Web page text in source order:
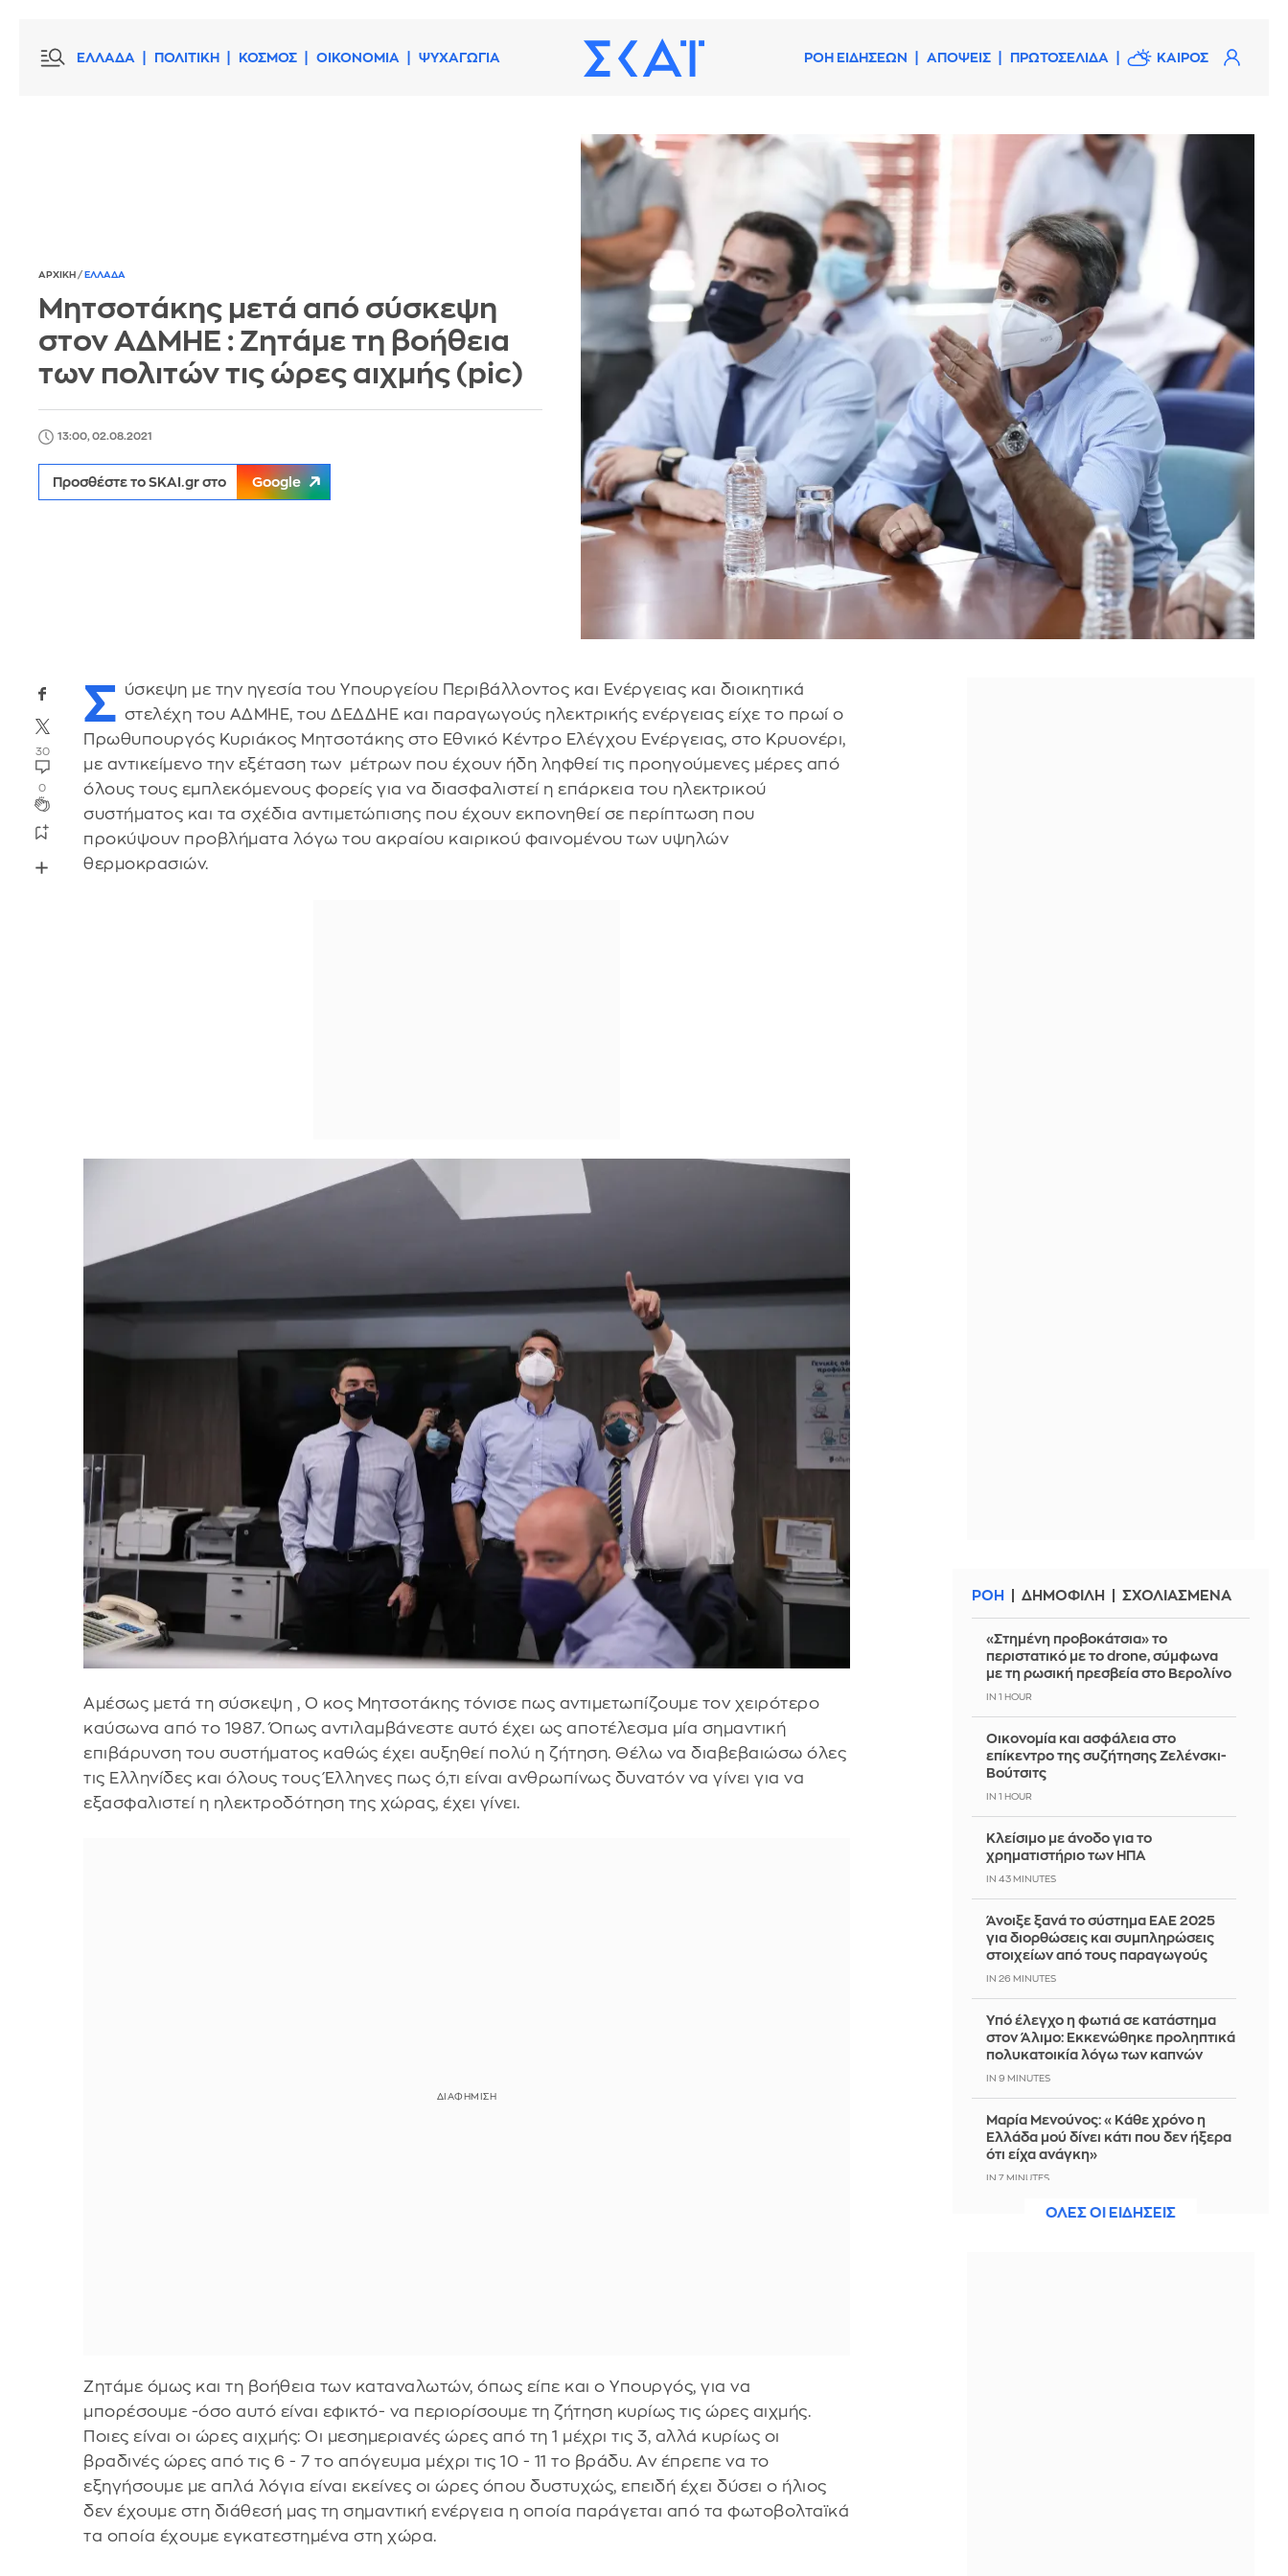
ΕΛΛΑΔΑ ΠΟΛΙΤΙΚΗ ΚΟΣΜΟΣ ΟΙΚΟΝΟΜΙΑ ΨΥΧΑΓΩΓΙΑ ΡΟΗ ΕΙΔΗΣΕΩΝ ΑΠΟΨΕΙΣ ΠΡΩΤΟΣΕΛΙΔΑ ΚΑΙΡΟΣ
ΑΡΧΙΚΗ / ΕΛΛΑΔΑ
Μητσοτάκης μετά από σύσκεψη
στον ΑΔΜΗΕ : Ζητάμε τη βοήθεια
των πολιτών τις ώρες αιχμής (pic)
13:00, 02.08.2021
Προσθέστε το SKAI.gr στο Google
30
0
Σ ύσκεψη με την ηγεσία του Υπουργείου Περιβάλλοντος και Ενέργειας και διοικητικά
στελέχη του ΑΔΜΗΕ, του ΔΕΔΔΗΕ και παραγωγούς ηλεκτρικής ενέργειας είχε το πρωί ο
Πρωθυπουργός Κυριάκος Μητσοτάκης στο Εθνικό Κέντρο Ελέγχου Ενέργειας, στο Κρυονέρι,
με αντικείμενο την εξέταση των μέτρων που έχουν ήδη ληφθεί τις προηγούμενες μέρες από
όλους τους εμπλεκόμενους φορείς για να διασφαλιστεί η επάρκεια του ηλεκτρικού
συστήματος και τα σχέδια αντιμετώπισης που έχουν εκπονηθεί σε περίπτωση που
προκύψουν προβλήματα λόγω του ακραίου καιρικού φαινομένου των υψηλών
θερμοκρασιών.
Αμέσως μετά τη σύσκεψη , Ο κος Μητσοτάκης τόνισε πως αντιμετωπίζουμε τον χειρότερο
καύσωνα από το 1987. Όπως αντιλαμβάνεστε αυτό έχει ως αποτέλεσμα μία σημαντική
επιβάρυνση του συστήματος καθώς έχει αυξηθεί πολύ η ζήτηση. Θέλω να διαβεβαιώσω όλες
τις Ελληνίδες και όλους τους Έλληνες πως ό,τι είναι ανθρωπίνως δυνατόν να γίνει για να
εξασφαλιστεί η ηλεκτροδότηση της χώρας, έχει γίνει.
Ζητάμε όμως και τη βοήθεια των καταναλωτών, όπως είπε και ο Υπουργός, για να
μπορέσουμε -όσο αυτό είναι εφικτό- να περιορίσουμε τη ζήτηση κυρίως τις ώρες αιχμής.
Ποιες είναι οι ώρες αιχμής: Οι μεσημεριανές ώρες από τη 1 μέχρι τις 3, αλλά κυρίως οι
βραδινές ώρες από τις 6 - 7 το απόγευμα μέχρι τις 10 - 11 το βράδυ. Αν έπρεπε να το
εξηγήσουμε με απλά λόγια είναι εκείνες οι ώρες όπου δυστυχώς, επειδή έχει δύσει ο ήλιος
δεν έχουμε στη διάθεσή μας τη σημαντική ενέργεια η οποία παράγεται από τα φωτοβολταϊκά
τα οποία έχουμε εγκατεστημένα στη χώρα.
ΡΟΗ ΔΗΜΟΦΙΛΗ ΣΧΟΛΙΑΣΜΕΝΑ
«Στημένη προβοκάτσια» το
περιστατικό με το drone, σύμφωνα
με τη ρωσική πρεσβεία στο Βερολίνο
IN 1 HOUR
Οικονομία και ασφάλεια στο
επίκεντρο της συζήτησης Ζελένσκι-
Βούτσιτς
IN 1 HOUR
Κλείσιμο με άνοδο για το
χρηματιστήριο των ΗΠΑ
IN 43 MINUTES
Άνοιξε ξανά το σύστημα ΕΑΕ 2025
για διορθώσεις και συμπληρώσεις
στοιχείων από τους παραγωγούς
IN 26 MINUTES
Yπό έλεγχο η φωτιά σε κατάστημα
στον Άλιμο: Εκκενώθηκε προληπτικά
πολυκατοικία λόγω των καπνών
IN 9 MINUTES
Μαρία Μενούνος: «Κάθε χρόνο η
Ελλάδα μού δίνει κάτι που δεν ήξερα
ότι είχα ανάγκη»
IN 7 MINUTES
Η ξηρασία απειλεί την
ΟΛΕΣ ΟΙ ΕΙΔΗΣΕΙΣ